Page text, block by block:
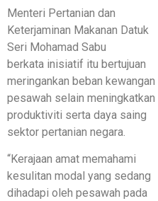
Menteri Pertanian dan
Keterjaminan Makanan Datuk
Seri Mohamad Sabu
berkata inisiatif itu bertujuan
meringankan beban kewangan
pesawah selain meningkatkan
produktiviti serta daya saing
sektor pertanian negara.
“Kerajaan amat memahami
kesulitan modal yang sedang
dihadapi oleh pesawah pada